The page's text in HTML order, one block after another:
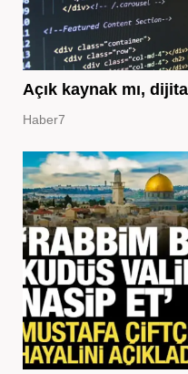
Açık kaynak mı,
Haber7